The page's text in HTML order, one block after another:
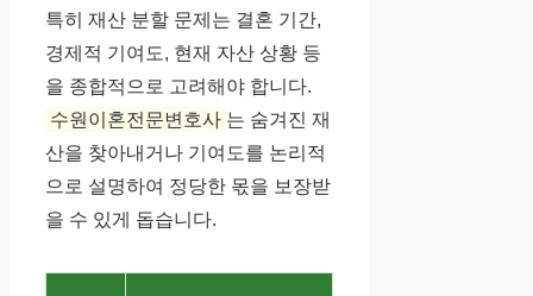
특히 재산 분할 문제는 결혼 기간,
경제적 기여도, 현재 자산 상황 등
을 종합적으로 고려해야 합니다.
수원이혼전문변호사 는 숨겨진 재
산을 찾아내거나 기여도를 논리적
으로 설명하여 정당한 몫을 보장받
을 수 있게 돕습니다.